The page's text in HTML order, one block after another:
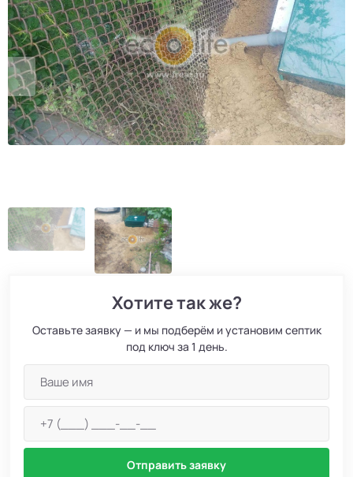
Хотите так же?
Оставьте заявку — и мы подберём и установим септик
под ключ за 1 день.
Отправить заявку